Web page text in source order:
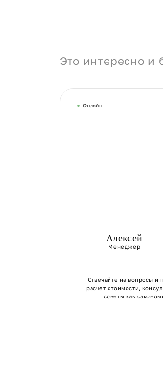
Это интересно и
Онлайн
Алексей
Менеджер
Отвечайте на вопросы и
расчет стоимости,
советы как